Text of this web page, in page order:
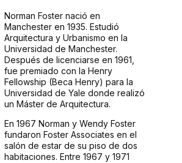
Norman Foster nació en
Manchester en 1935. Estudió
Arquitectura y Urbanismo en la
Universidad de Manchester.
Después de licenciarse en 1961,
fue premiado con la Henry
Fellowship (Beca Henry) para la
Universidad de Yale donde realizó
un Máster de Arquitectura.
En 1967 Norman y Wendy Foster
fundaron Foster Associates en el
salón de estar de su piso de dos
habitaciones. Entre 1967 y 1971